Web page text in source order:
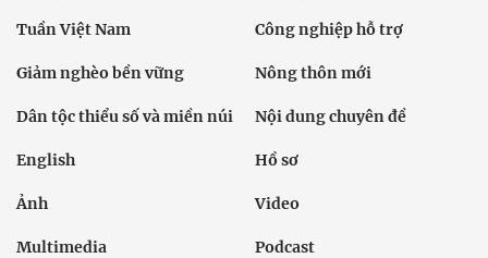
Tuần Việt Nam Công nghiệp hỗ trợ
Giảm nghèo bền vững Nông thôn mới
Dân tộc thiểu số và miền núi Nội dung chuyên đề
English Hồ sơ
Ảnh Video
Multimedia Podcast